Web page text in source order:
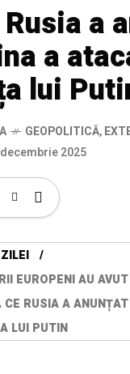
a
a
lui
GEOPOLITICĂ,
2025
EUROPENI AU
CE RUSIA A
LUI PUTIN